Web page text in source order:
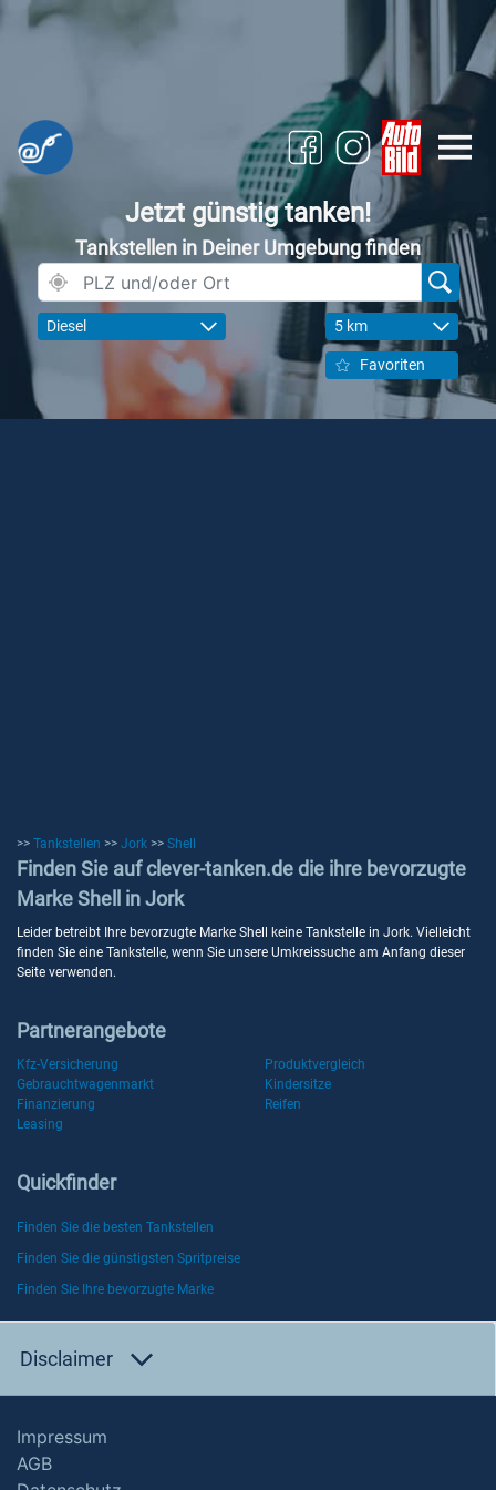
Jetzt günstig tanken!
Tankstellen in Deiner Umgebung finden
Diesel 5 km
Favoriten
>> Tankstellen >> Jork >> Shell
Finden Sie auf clever-tanken.de die ihre bevorzugte
Marke Shell in Jork
Leider betreibt Ihre bevorzugte Marke Shell keine Tankstelle in Jork. Vielleicht
finden Sie eine Tankstelle, wenn Sie unsere Umkreissuche am Anfang dieser
Seite verwenden.
Partnerangebote
Kfz-Versicherung
Produktvergleich
Gebrauchtwagenmarkt
Kindersitze
Finanzierung
Reifen
Leasing
Quickfinder
Finden Sie die besten Tankstellen
Finden Sie die günstigsten Spritpreise
Finden Sie Ihre bevorzugte Marke
Disclaimer
Impressum
AGB